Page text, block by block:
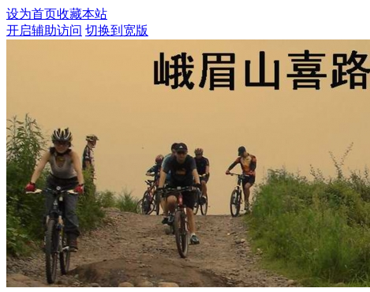
设为首页收藏本站
开启辅助访问 切换到宽版